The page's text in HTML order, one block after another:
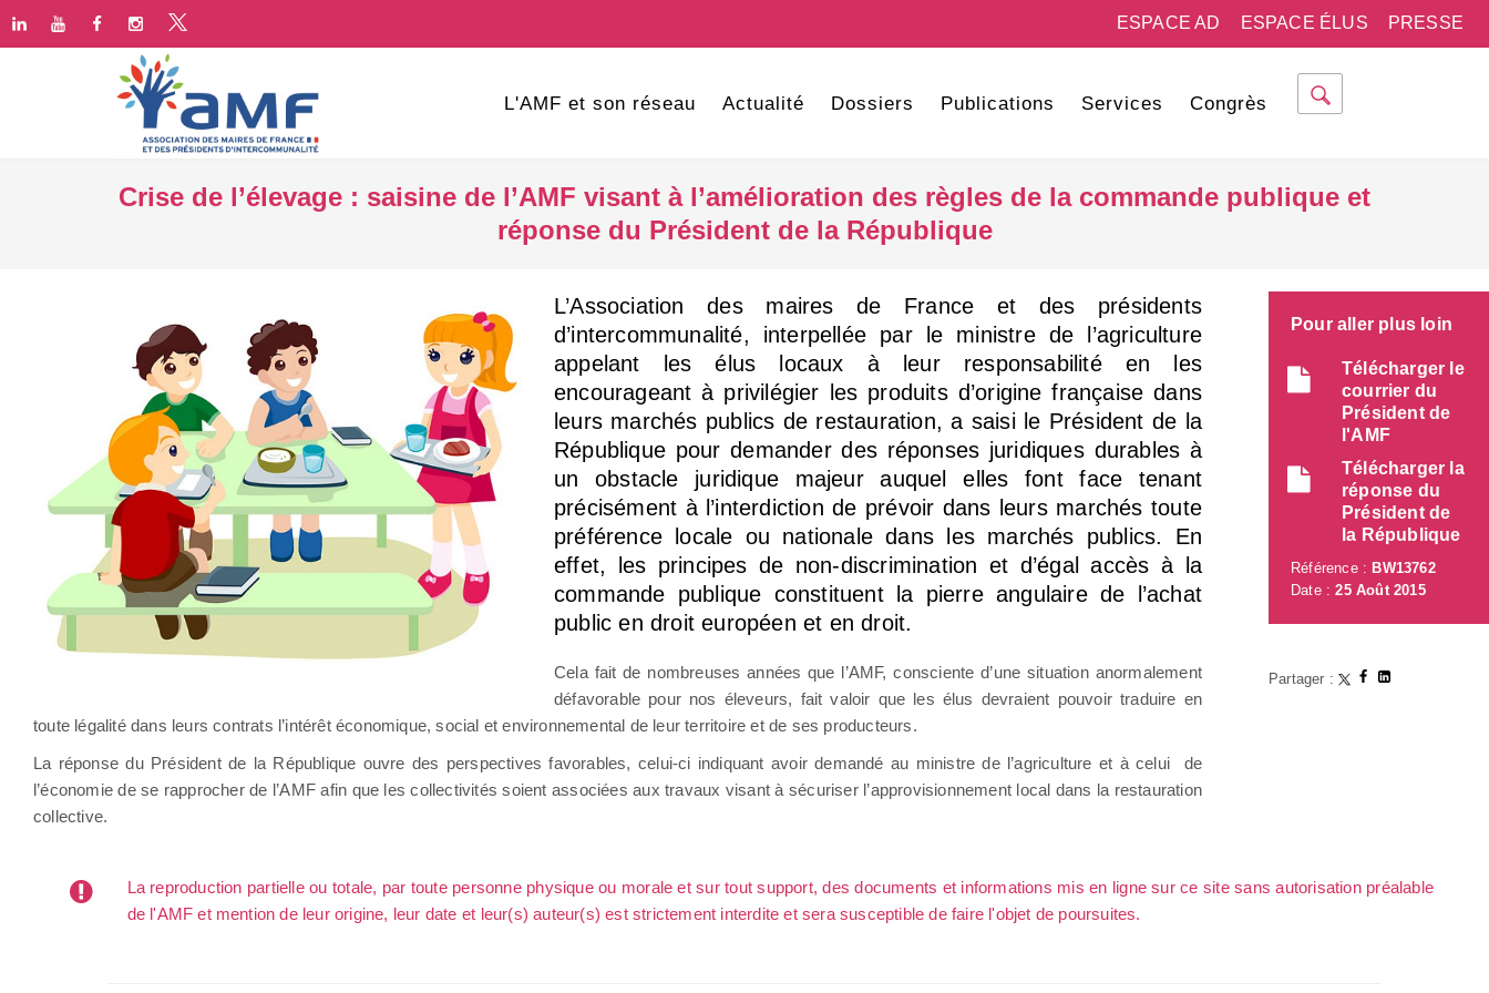
PRESSE
ESPACE ÉLUS
ESPACE AD
L'AMF et son réseau Actualité Dossiers Publications Services Congrès
Crise de l’élevage : saisine de l’AMF visant à l’amélioration des règles de la commande publique et
réponse du Président de la République
L’Association des maires de France et des présidents
d’intercommunalité, interpellée par le ministre de l’agriculture
appelant les élus locaux à leur responsabilité en les
encourageant à privilégier les produits d’origine française dans
leurs marchés publics de restauration, a saisi le Président de la
République pour demander des réponses juridiques durables à
un obstacle juridique majeur auquel elles font face tenant
précisément à l’interdiction de prévoir dans leurs marchés toute
préférence locale ou nationale dans les marchés publics. En
effet, les principes de non-discrimination et d’égal accès à la
commande publique constituent la pierre angulaire de l’achat
public en droit européen et en droit.
Cela fait de nombreuses années que l’AMF, consciente d’une situation anormalement
défavorable pour nos éleveurs, fait valoir que les élus devraient pouvoir traduire en
toute légalité dans leurs contrats l’intérêt économique, social et environnemental de leur territoire et de ses producteurs.
La réponse du Président de la République ouvre des perspectives favorables, celui-ci indiquant avoir demandé au ministre de l’agriculture et à celui de
l’économie de se rapprocher de l’AMF afin que les collectivités soient associées aux travaux visant à sécuriser l’approvisionnement local dans la restauration
collective.
Pour aller plus loin
Télécharger le
courrier du
Président de
l'AMF
Télécharger la
réponse du
Président de
la République
Référence : BW13762
Date :25 Août 2015
Partager :
La reproduction partielle ou totale, par toute personne physique ou morale et sur tout support, des documents et informations mis en ligne sur ce site sans autorisation préalable
de l'AMF et mention de leur origine, leur date et leur(s) auteur(s) est strictement interdite et sera susceptible de faire l'objet de poursuites.